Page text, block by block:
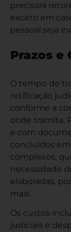
precisará
exceto em
pessoal seja
Prazos e
O tempo de
retificação
conforme a
onde tramita.
e com
concluídos em
complexos,
necessidade
elaboradas,
mais.
Os custos
judiciais e